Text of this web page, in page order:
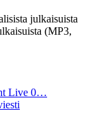
julkaisuista
(MP3,
Live 0…